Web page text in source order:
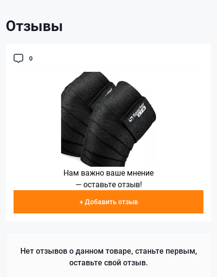
Отзывы
0
Нам важно ваше мнение
— оставьте отзыв!
+ Добавить отзыв
Нет отзывов о данном товаре, станьте первым,
оставьте свой отзыв.